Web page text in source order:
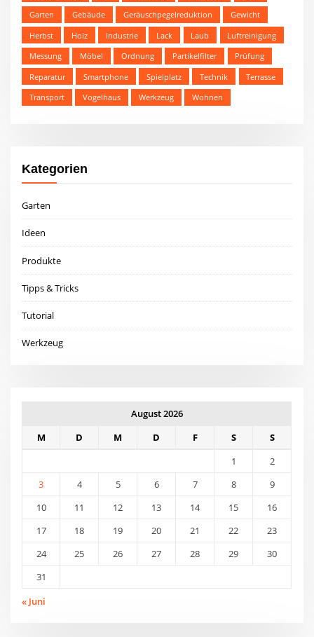
Garten
Gebäude Geräuschpegelreduktion
Gewicht
Herbst
Holz Industrie Lack Laub
Luftreinigung
Messung
Möbel Ordnung Partikelfilter
Prüfung
Reparatur
Smartphone Spielplatz Technik
Terrasse
Transport
Vogelhaus Werkzeug Wohnen
Kategorien
Garten
Ideen
Produkte
Tipps & Tricks
Tutorial
Werkzeug
August 2026
M
D M D F S
S
1
2
3
4 5 6 7 8
9
10
11 12 13 14 15
16
17
18 19 20 21 22
23
24
25 26 27 28 29
30
31
« Juni